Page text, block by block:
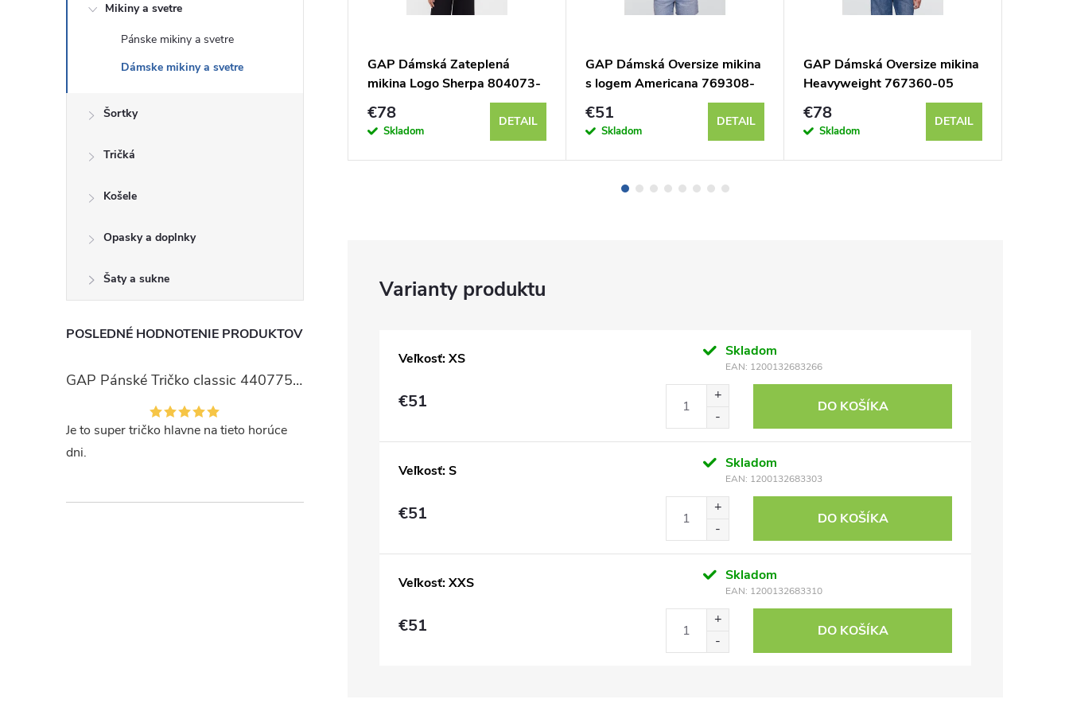
Mikiny a svetre
Pánske mikiny a svetre
Dámske mikiny a svetre
Šortky
Tričká
Košele
Opasky a doplnky
Šaty a sukne
POSLEDNÉ HODNOTENIE PRODUKTOV
GAP Pánské Tričko classic 440775-00
Je to super tričko hlavne na tieto horúce
dni.
Veľkosť: XS Skladom
EAN: 1200132683266
€51 DO KOŠÍKA
Veľkosť: S Skladom
EAN: 1200132683303
€51 DO KOŠÍKA
Veľkosť: XXS Skladom
EAN: 1200132683310
€51 DO KOŠÍKA
DETAIL
GAP Dámská Mikina s logem
GAP Dámská Zateplená
mikina Logo Sherpa 804073-
02
€78
Skladom
DETAIL
GAP Dámská Oversize mikina
s logem Americana 769308-
01
€51
Skladom
DETAIL
GAP Dámská Oversize mikina
Heavyweight 767360-05
€78
Skladom
DETAIL